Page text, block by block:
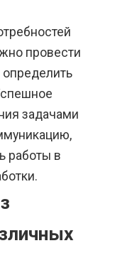
провести
определить
задачами
работы в